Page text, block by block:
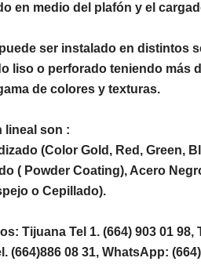
en medio del plafón y el
ser instalado en distintos
liso o perforado teniendo más
de colores y texturas.
lineal son :
(Color Gold, Red, Green,
( Powder Coating), Acero
o Cepillado).
Tijuana Tel 1. (664) 903 01 98,
(664)886 08 31, WhatsApp: